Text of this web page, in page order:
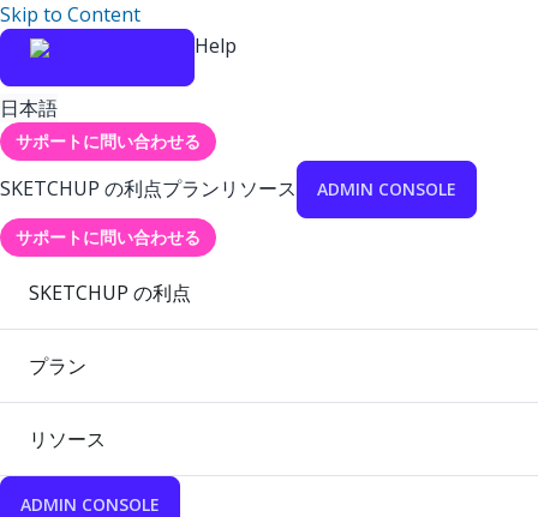
Skip to Content
Help
日本語
サポートに問い合わせる
SKETCHUP の利点プランリソース ADMIN CONSOLE
サポートに問い合わせる
SKETCHUP の利点
プラン
リソース
ADMIN CONSOLE